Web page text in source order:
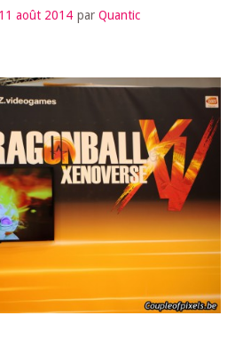
11 août 2014 par Quantic